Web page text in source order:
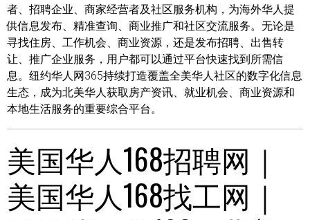
者、招聘企业、商家经营者及社区服务机构，为海外华人提
供信息发布、精准查询、商业推广和社区交流服务。无论是
寻找住房、工作机会、商业资源，还是发布招聘、出售转
让、推广企业服务，用户都可以通过平台快速找到所需信
息。纽约华人网365持续打造覆盖全美华人社区的数字化信息
生态，成为北美华人获取房产资讯、就业机会、商业资源和
本地生活服务的重要综合平台。
美国华人168招聘网｜
美国华人168找工网｜